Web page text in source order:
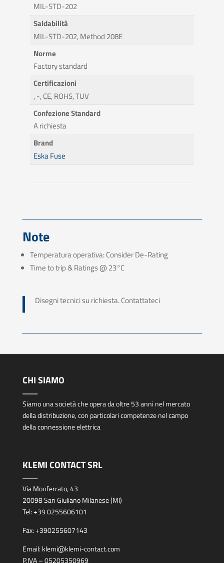
MIL-STD-202
Saldabilità
MIL-STD-202, Method 208E
Norme
Factory standard
Certificazioni
, -, CE, ROHS, TUV
Confezione Standard
A richiesta
Brand
Eska Fuse
Note
Temperatura operativa: Consider De-Rating
Time to trip & Ratings @ 23°C
Disegni tecnici su richiesta. Contattateci
CHI SIAMO
Siamo una società che opera da oltre 53 anni nel mercato
della distribuzione, con particolari competenze nel campo
della connessione elettrica
KLEMI CONTACT SRL
Via Monferrato, 43
20098 San Giuliano Milanese (MI)
Tel:+39 0255606101
Fax:+390255607143
Email: klemi@klemi-contact.com
P.IVA – 05205350969